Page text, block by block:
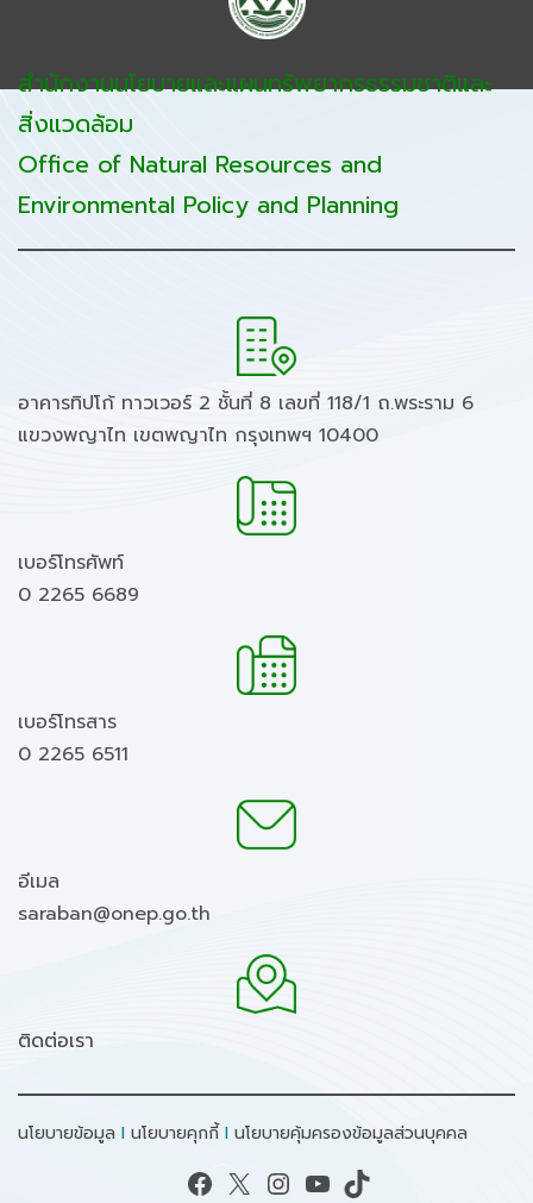
สำนักงานนโยบายและแผนทรัพยากรธรรมชาติและ
สิ่งแวดล้อม
Office of Natural Resources and
Environmental Policy and Planning
อาคารทิปโก้ ทาวเวอร์ 2 ชั้นที่ 8 เลขที่ 118/1 ถ.พระราม 6
แขวงพญาไท เขตพญาไท กรุงเทพฯ 10400
เบอร์โทรศัพท์
0 2265 6689
เบอร์โทรสาร
0 2265 6511
อีเมล
saraban@onep.go.th
ติดต่อเรา
นโยบายข้อมูล I นโยบายคุกกี้ I นโยบายคุ้มครองข้อมูลส่วนบุคคล
Facebook X Instagram YouTube TikTok